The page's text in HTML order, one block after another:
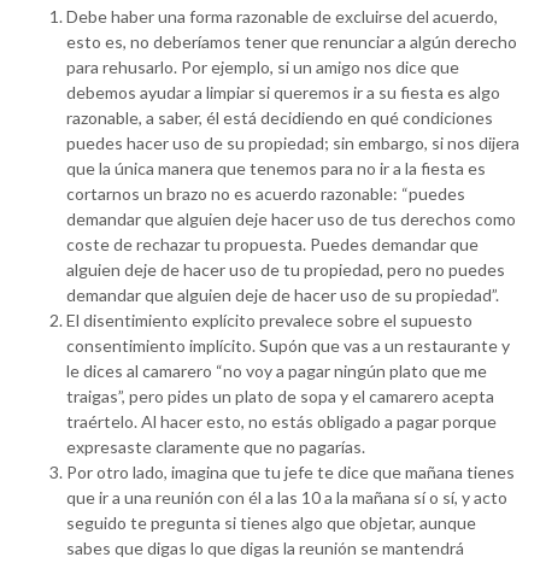
Debe haber una forma razonable de excluirse del acuerdo,
esto es, no deberíamos tener que renunciar a algún derecho
para rehusarlo. Por ejemplo, si un amigo nos dice que
debemos ayudar a limpiar si queremos ir a su fiesta es algo
razonable, a saber, él está decidiendo en qué condiciones
puedes hacer uso de su propiedad; sin embargo, si nos dijera
que la única manera que tenemos para no ir a la fiesta es
cortarnos un brazo no es acuerdo razonable: “puedes
demandar que alguien deje hacer uso de tus derechos como
coste de rechazar tu propuesta. Puedes demandar que
alguien deje de hacer uso de tu propiedad, pero no puedes
demandar que alguien deje de hacer uso de su propiedad”.
El disentimiento explícito prevalece sobre el supuesto
consentimiento implícito. Supón que vas a un restaurante y
le dices al camarero “no voy a pagar ningún plato que me
traigas”, pero pides un plato de sopa y el camarero acepta
traértelo. Al hacer esto, no estás obligado a pagar porque
expresaste claramente que no pagarías.
Por otro lado, imagina que tu jefe te dice que mañana tienes
que ir a una reunión con él a las 10 a la mañana sí o sí, y acto
seguido te pregunta si tienes algo que objetar, aunque
sabes que digas lo que digas la reunión se mantendrá